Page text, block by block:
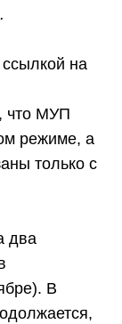
ссылкой на
что МУП
режиме, а
только с
два
В